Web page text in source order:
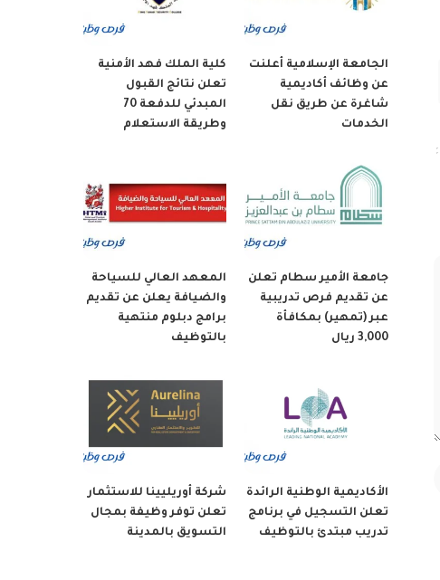
الجامعة الإسلامية أعلنت
عن وظائف أكاديمية
شاغرة عن طريق نقل
الخدمات
كلية الملك فهد الأمنية
تعلن نتائج القبول
المبدئي للدفعة 70
وطريقة الاستعلام
جامعة الأمير سطام تعلن
عن تقديم فرص تدريبية
عبر (تمهير) بمكافأة
3,000 ريال
المعهد العالي للسياحة
والضيافة يعلن عن تقديم
برامج دبلوم منتهية
بالتوظيف
الأكاديمية الوطنية الرائدة
تعلن التسجيل في برنامج
تدريب مبتدئ بالتوظيف
شركة أوريليينا للاستثمار
تعلن توفر وظيفة بمجال
التسويق بالمدينة